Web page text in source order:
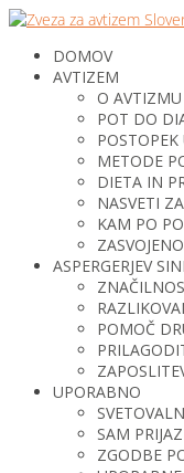
DOMOV
AVTIZEM
O AVTIZMU
POT DO
POSTOPEK
METODE
DIETA IN
NASVETI
KAM PO
ASPERGERJEV
POMOČ
UPORABNO
SAM
ZGODBE